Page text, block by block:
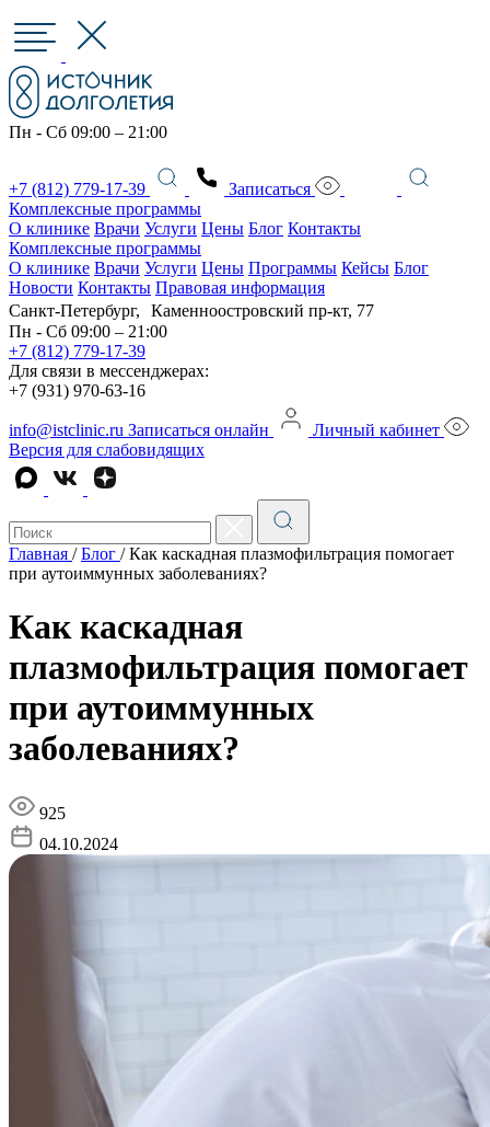
Пн - Сб 09:00 – 21:00
+7 (812) 779-17-39
Записаться
Комплексные программы
О клинике Врачи Услуги Цены Блог Контакты
Комплексные программы
О клинике Врачи Услуги Цены Программы Кейсы Блог
Новости Контакты Правовая информация
Санкт-Петербург, Каменноостровский пр-кт, 77
Пн - Сб 09:00 – 21:00
+7 (812) 779-17-39
Для связи в мессенджерах:
+7 (931) 970-63-16
info@istclinic.ru Записаться онлайн
Личный кабинет
Версия для слабовидящих
Главная / Блог / Как каскадная плазмофильтрация помогает
при аутоиммунных заболеваниях?
Как каскадная
плазмофильтрация помогает
при аутоиммунных
заболеваниях?
925
04.10.2024